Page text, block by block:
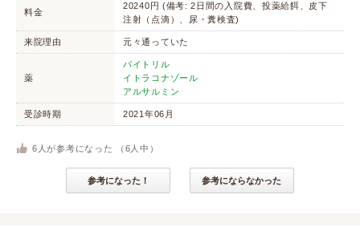
料金
20240円 (備考: 2日間の入院費、投薬給餌、皮下
注射（点滴）、尿・糞検査)
来院理由 元々通っていた
薬
バイトリル
イトラコナゾール
アルサルミン
受診時期 2021年06月
6 人が参考になった （ 6 人中）
参考になった！ 参考にならなかった